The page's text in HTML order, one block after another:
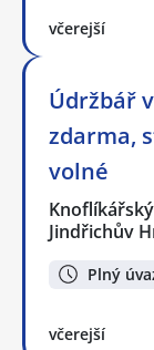
včerejší
Údržbář
zdarma,
volné
Jindřichův
Plný
včerejší